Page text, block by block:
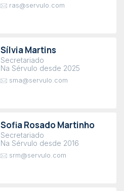
ras@servulo.com
Sílvia Martins
Secretariado
Na Sérvulo desde 2025
sma@servulo.com
Sofia Rosado Martinho
Secretariado
Na Sérvulo desde 2016
srm@servulo.com